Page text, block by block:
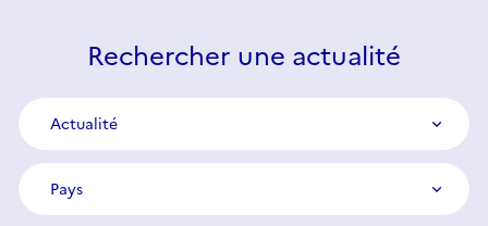
Rechercher une actualité
Type
de
contenu
Actualité
Pays
Pays